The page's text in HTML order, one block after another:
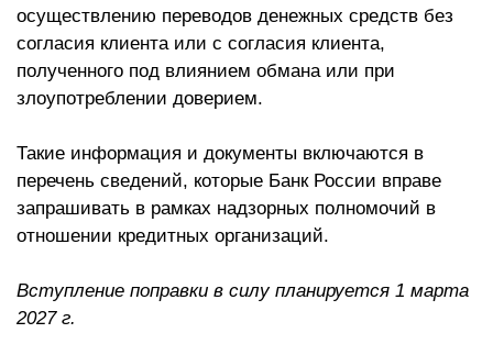
осуществлению переводов денежных средств без
согласия клиента или с согласия клиента,
полученного под влиянием обмана или при
злоупотреблении доверием.
Такие информация и документы включаются в
перечень сведений, которые Банк России вправе
запрашивать в рамках надзорных полномочий в
отношении кредитных организаций.
Вступление поправки в силу планируется 1 марта
2027 г.